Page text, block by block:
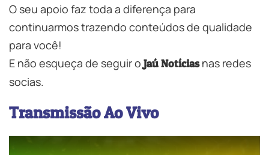
O seu apoio faz toda a diferença para
continuarmos trazendo conteúdos de qualidade
para você!
E não esqueça de seguir oJaú Notíciasnas redes
socias.
Transmissão Ao Vivo